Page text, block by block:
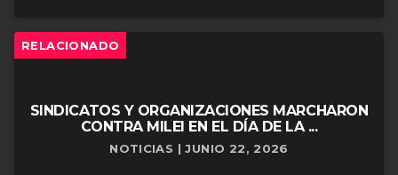
RELACIONADO
SINDICATOS Y ORGANIZACIONES MARCHARON
CONTRA MILEI EN EL DÍA DE LA ...
NOTICIAS | JUNIO 22, 2026